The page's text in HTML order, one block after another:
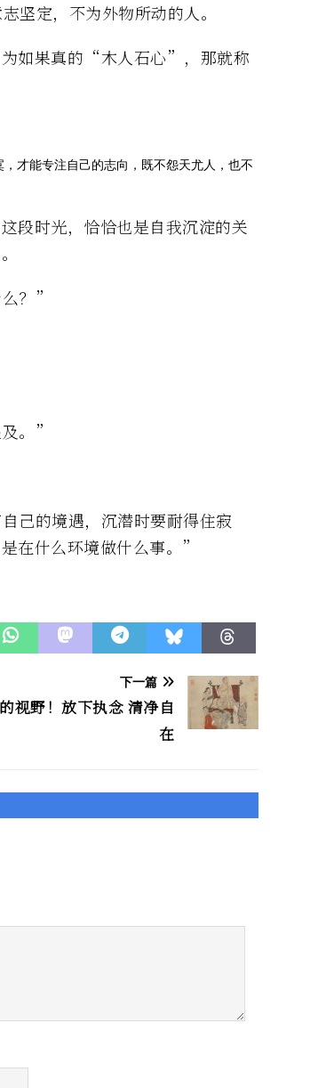
定，不为外物所动的人。
为如果真的“木人石心”，那就称
才能专注自己的志向，既不怨天尤人，也不
段时光，恰恰也是自我沉淀的关
？”
。”
己的境遇，沉潜时要耐得住寂
在什么环境做什么事。”
下一篇
视野！放下执念 清净自
在